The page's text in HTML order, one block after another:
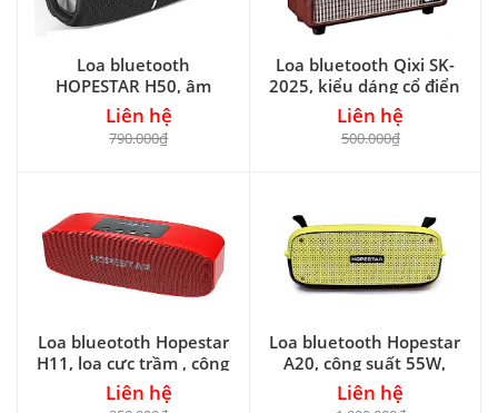
Loa bluetooth
HOPESTAR H50, âm
thanh hoàn hảo
Liên hệ
790.000₫
Loa bluetooth Qixi SK-
2025, kiểu dáng cổ điển
sang trọng
Liên hệ
500.000₫
Loa blueototh Hopestar
H11, loa cực trầm , công
suất 16W
Liên hệ
Loa bluetooth Hopestar
A20, công suất 55W,
kèm 1 micro
Liên hệ